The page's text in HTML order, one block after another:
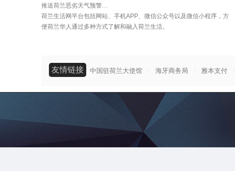
推送荷兰恶劣天气预警…
荷兰生活网平台包括网站、手机APP、微信公众号以及微信小程序，方
便荷兰华人通过多种方式了解和融入荷兰生活。
友情链接 中国驻荷兰大使馆 海牙商务局 雅本支付